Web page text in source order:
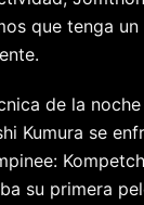
que tenga
de la
Kumura se
su primera